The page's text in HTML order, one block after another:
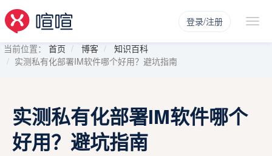
登录/注册
当前位置： 首页 博客
知识百科
实测私有化部署IM软件哪个好用？避坑指南
实测私有化部署IM软件哪个
好用？避坑指南